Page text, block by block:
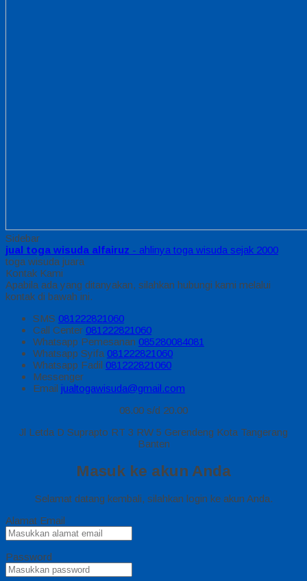
Sidebar
jual toga wisuda alfairuz - ahlinya toga wisuda sejak 2000
toga wisuda juara
Kontak Kami
Apabila ada yang ditanyakan, silahkan hubungi kami melalui
kontak di bawah ini.
SMS 081222821060
Call Center 081222821060
Whatsapp Pemesanan 085280084081
Whatsapp Syifa 081222821060
Whatsapp Fadil 081222821060
Messenger
Email jualtogawisuda@gmail.com
08.00 s/d 20.00
Jl Letda D Suprapto RT 3 RW 5 Gerendeng Kota Tangerang
Banten
Masuk ke akun Anda
Selamat datang kembali, silahkan login ke akun Anda.
Alamat Email
Password